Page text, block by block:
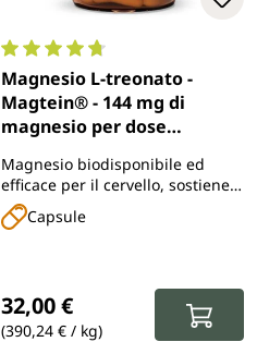
Valutazione media di 4.7 su 5
Magnesio L-treonato -
Magtein® - 144 mg di
magnesio per dose
capsule di Unimedica
Magnesio biodisponibile ed
efficace per il cervello, sostiene il
sistema nervoso, la funzione
mentale e riduce la stanchezza
Capsule
32,00 €
(390,24 € / kg)